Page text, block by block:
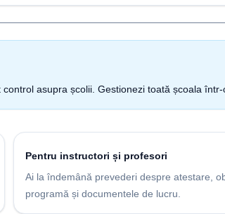
asupra școlii. Gestionezi toată școala într-
Pentru instructori și profesori
Ai la îndemână prevederi despre atestare,
programă și documentele de lucru.